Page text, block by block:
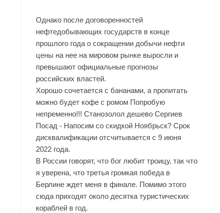
Однако после договоренностей
нефтедобывающих государств в конце
прошлого года о сокращении добычи нефти
цены на нее на мировом рынке выросли и
превышают официальные прогнозы
российских властей.
Хорошо сочетается с бананами, а пропитать
можно будет кофе с ромом Попробую
непременно!!! Станозолол дешево Сергиев
Посад - Напосим со скидкой Ноябрьск? Срок
дисквалификации отсчитывается с 9 июня
2022 года.
В России говорят, что бог любит троицу, так что
я уверена, что третья громкая победа в
Берлине ждет меня в финале. Помимо этого
сюда приходят около десятка туристических
кораблей в год.